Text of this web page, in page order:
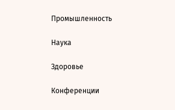
Промышленность
Наука
Здоровье
Конференции